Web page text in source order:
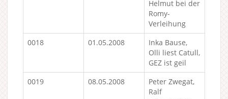
Helmut bei der
Romy-
Verleihung
0018
01.05.2008
Inka Bause,
Olli liest Catull,
GEZ ist geil
0019
08.05.2008
Peter Zwegat,
Ralf